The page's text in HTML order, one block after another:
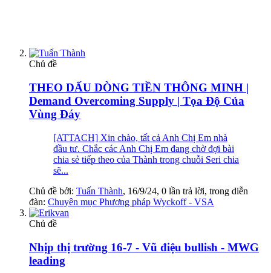
Chủ đề
THEO DẤU DÒNG TIỀN THÔNG MINH |
Demand Overcoming Supply | Tọa Độ Của
Vùng Đáy
[ATTACH] Xin chào, tất cả Anh Chị Em nhà
đầu tư. Chắc các Anh Chị Em đang chờ đợi bài
chia sẻ tiếp theo của Thành trong chuỗi Seri chia
sẽ...
Chủ đề bởi: Tuấn Thành, 16/9/24, 0 lần trả lời, trong diễn
đàn: Chuyên mục Phương pháp Wyckoff - VSA
Chủ đề
Nhịp thị trường 16-7 - Vũ điệu bullish - MWG
leading